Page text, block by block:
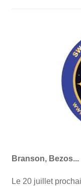
Branson, Bezos...
Le 20 juillet